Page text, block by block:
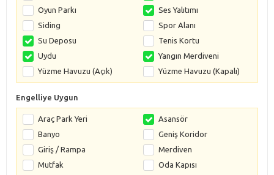
Oyun Parkı
Ses Yalıtımı
Siding
Spor Alanı
Su Deposu
Tenis Kortu
Uydu
Yangın Merdiveni
Yüzme Havuzu (Açık)
Yüzme Havuzu (Kapalı)
Engelliye Uygun
Araç Park Yeri
Asansör
Banyo
Geniş Koridor
Giriş / Rampa
Merdiven
Mutfak
Oda Kapısı